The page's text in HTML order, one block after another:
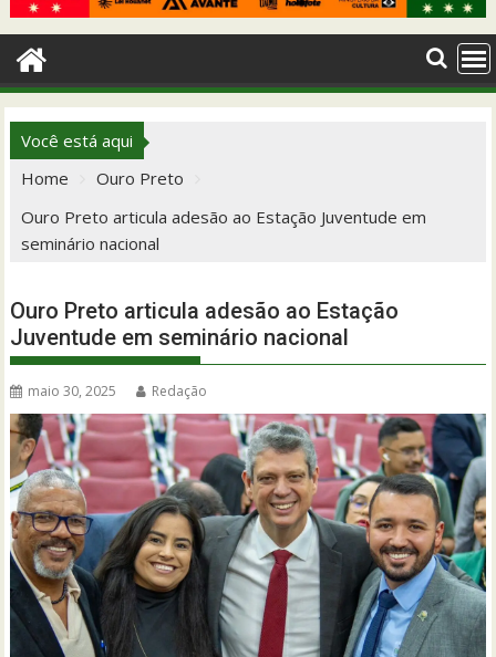
Você está aqui
Home
Ouro Preto
Ouro Preto articula adesão ao Estação Juventude em
seminário nacional
Ouro Preto articula adesão ao Estação
Juventude em seminário nacional
maio 30, 2025 Redação